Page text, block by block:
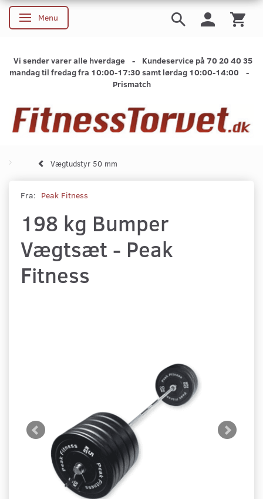
Skifte navigation
Menu
Vi sender varer alle hverdage - Kundeservice på 70 20 40 35
mandag til fredag fra 10:00-17:30 samt lørdag 10:00-14:00 -
Prismatch
Vægtudstyr 50 mm
Fra: Peak Fitness
198 kg Bumper
Vægtsæt - Peak
Fitness